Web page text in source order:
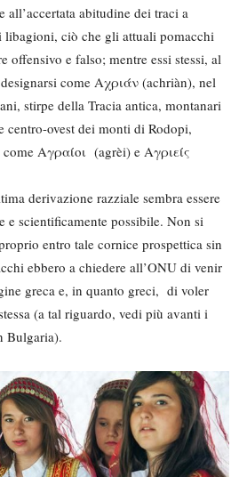
all’accertata abitudine dei traci a
libagioni, ciò che gli attuali pomacchi
offensivo e falso; mentre essi stessi, al
come Αχριάν (achriàn), nel
stirpe della Tracia antica, montanari
centro-ovest dei monti di Rodopi,
Αγραίοι (agrèi) e Αγριείς
derivazione razziale sembra essere
e scientificamente possibile. Non si
entro tale cornice prospettica sin
ebbero a chiedere all’ONU di venir
greca e, in quanto greci, di voler
(a tal riguardo, vedi più avanti i
Bulgaria).